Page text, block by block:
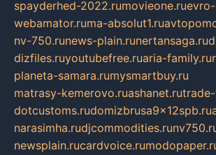
spayderhed-2022.rumovieone.ru
webamator.ruma-absolut1.ru
nv-750.runews-plain.runertansaga.ru
dizfiles.ruyoutubefree.ruaria-family.ru
planeta-samara.rumysmartbuy.ru
matrasy-kemerovo.ruashanet.ru
dotcustoms.rudomizbrusa9x12spb.ru
narasimha.rudjcommodities.ru
newsplain.rucardvoice.ru